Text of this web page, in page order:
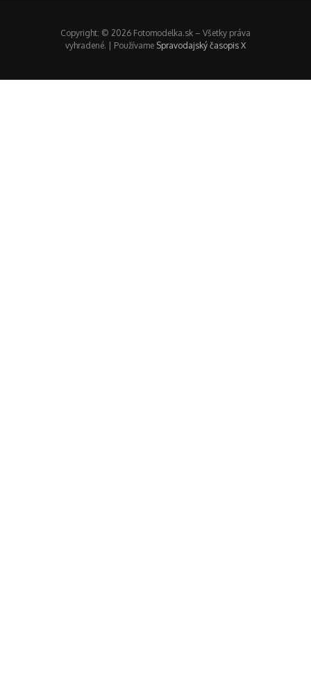
Copyright: © 2026 Fotomodelka.sk – Všetky práva
vyhradené. | Používame Spravodajský časopis X